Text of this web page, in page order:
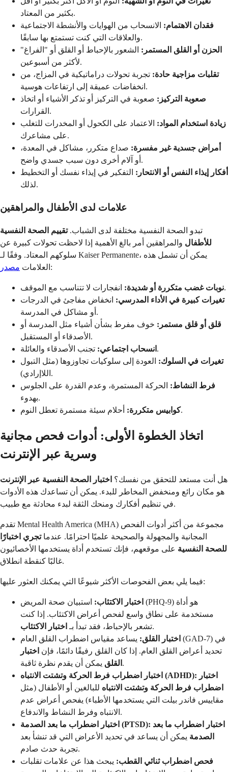
بكثير من المعتاد.
فقدان الاهتمام: الانسحاب من الهوايات والأنشطة الاجتماعية
والعلاقات التي كنت تستمتع بها سابقًا.
الحزن أو القلق المستمر: الشعور بالإحباط أو القلق أو "الفراغ"
لأكثر من أسبوعين.
تقلبات مزاجية حادة: تجربة تحولات دراماتيكية في المزاج، من
انخفاضات عميقة إلى ارتفاعات هوسية.
صعوبة التركيز: صعوبة في التركيز أو تذكر الأشياء أو اتخاذ
القرارات.
زيادة استخدام المواد: الاعتماد على الكحول أو المخدرات للتغلب
على مشاعرك.
أمراض جسدية غير مفسرة: صداع متكرر، مشاكل في المعدة،
أو آلام أخرى دون سبب جسدي واضح.
أفكار إيذاء النفس أو الانتحار: التفكير في إيذاء نفسك أو التخطيط
لذلك.
علامات لدى الأطفال والمراهقين
تبدو الصحة النفسية مختلفة لدى الشباب.تقييم الصحة النفسية
للأطفال والمراهقين أمر بالغ الأهمية إذا لاحظت تحولات كبيرة عن
سلوكهم المعتاد. وفقًا لـ Kaiser Permanente، يمكن أن تشمل هذه
العلامات مصدر :
نوبات غضب متكررة أو شديدة:انفجارات لا تتناسب مع الموقف.
تغيرات كبيرة في الأداء المدرسي: انخفاض مفاجئ في الدرجات
أو مشاكل في المدرسة.
قلق أو قلق مستمر: خوف مفرط بشأن أشياء مثل المدرسة أو
الأصدقاء أو المستقبل.
انسحاب اجتماعي: تجنب الأصدقاء والعائلة.
تغيرات في السلوك: العودة إلى سلوكيات تجاوزوها (مثل التبول
اللاإرادي).
فرط النشاط: الحركة المستمرة، وعدم القدرة على الجلوس
بهدوء.
كوابيس متكررة:أحلام سيئة مستمرة تعطل النوم.
اتخاذ الخطوة الأولى: أدوات فحص مجانية
وسرية عبر الإنترنت
هل أنت مستعد للتحقق من نفسك؟ اختبار الصحة النفسية عبر الإنترنت
هو مكان رائع ومنخفض المخاطر للبدء. يمكن أن تساعدك هذه الأدوات
في تنظيم أفكارك ومنحك الثقة لبدء محادثة مع طبيب.
تقدم Mental Health America (MHA) مجموعة من أكثر أدوات الفحص
المجانية والمجهولة والصحيحة علميًا احترامًا. عندماتجري اختبارًا
للصحة النفسية على موقعهم، فإنك تستخدم أداة يستخدمها الأخصائيون
غالبًا كنقطة انطلاق.
فيما يلي بعض الفحوصات الأكثر شيوعًا التي يمكنك العثور عليها:
اختبار الاكتئاب: استبيان صحة المريض (PHQ-9) هو أداة
مستخدمة على نطاق واسع لفحص أعراض الاكتئاب. إذا كنت
تشعر بالإحباط، فقد تبدأ بـ اختبار الاكتئاب
.
اختبار القلق: يساعد مقياس اضطراب القلق العام (GAD-7) في
تحديد أعراض القلق العام. إذا كان القلق رفيقًا دائمًا، فإن اختبار
القلق يمكن أن يقدم نظرة ثاقبة.
اختبار اضطراب فرط الحركة وتشتت الانتباه (ADHD): اختبار
اضطراب فرط الحركة وتشتت الانتباه للبالغين أو الأطفال (مثل
مقاييس فاندر بيلت التي يستخدمها الأطباء) يفحص أعراض عدم
الانتباه وفرط النشاط والاندفاع.
اختبار اضطراب ما بعد الصدمة (PTSD): اختبار اضطراب ما بعد
الصدمة يمكن أن يساعد في تحديد الأعراض التي قد تنشأ بعد
تجربة حدث صادم.
فحص اضطراب ثنائي القطب: يبحث هذا عن علامات تقلبات